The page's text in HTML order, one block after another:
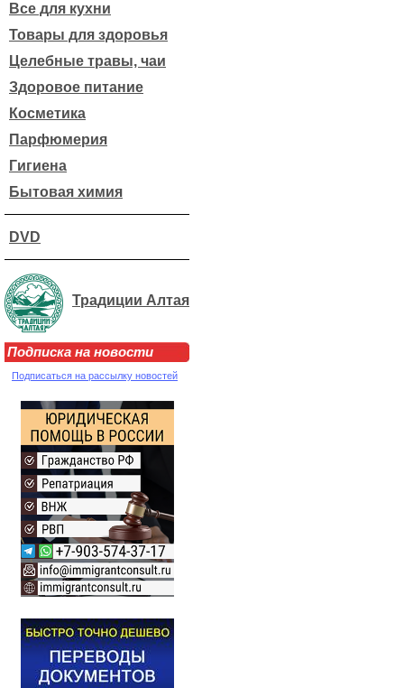
Все для кухни
Товары для здоровья
Целебные травы, чаи
Здоровое питание
Косметика
Парфюмерия
Гигиена
Бытовая химия
DVD
Традиции Алтая
Подписка на новости
Подписаться на рассылку новостей